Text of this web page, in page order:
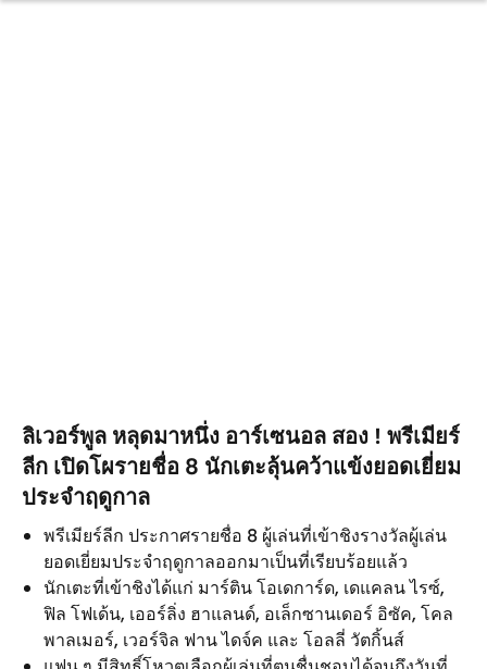
ลิเวอร์พูล หลุดมาหนึ่ง อาร์เซนอล สอง ! พรีเมียร์
ลีก เปิดโผรายชื่อ 8 นักเตะลุ้นคว้าแข้งยอดเยี่ยม
ประจำฤดูกาล
พรีเมียร์ลีก ประกาศรายชื่อ 8 ผู้เล่นที่เข้าชิงรางวัลผู้เล่น
ยอดเยี่ยมประจำฤดูกาลออกมาเป็นที่เรียบร้อยแล้ว
นักเตะที่เข้าชิงได้แก่ มาร์ติน โอเดการ์ด, เดแคลน ไรซ์,
ฟิล โฟเด้น, เออร์ลิ่ง ฮาแลนด์, อเล็กซานเดอร์ อิซัค, โคล
พาลเมอร์, เวอร์จิล ฟาน ไดจ์ค และ โอลลี่ วัตกิ้นส์